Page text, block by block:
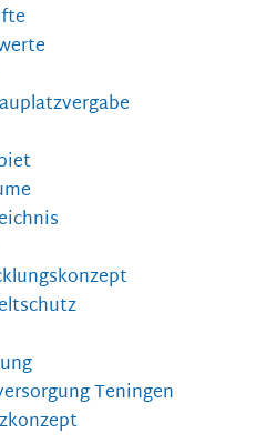
Teningen